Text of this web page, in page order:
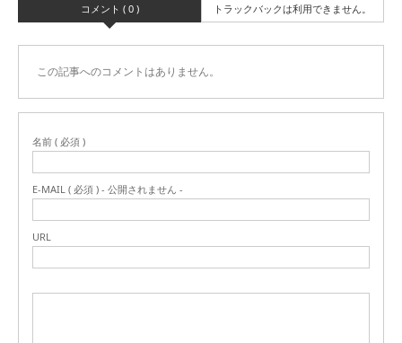
コメント ( 0 ) トラックバックは利用できません。
この記事へのコメントはありません。
名前 ( 必須 )
E-MAIL ( 必須 ) - 公開されません -
URL